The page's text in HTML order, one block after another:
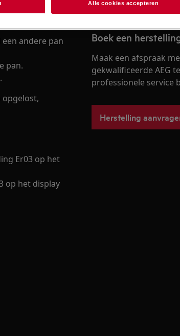
andere pan
pan.
opgelost,
Er03 op het
op het display
Boek een
Maak een afspraak
gekwalificeerde AEG
professionele service
Herstelling
Alle cookies accepteren